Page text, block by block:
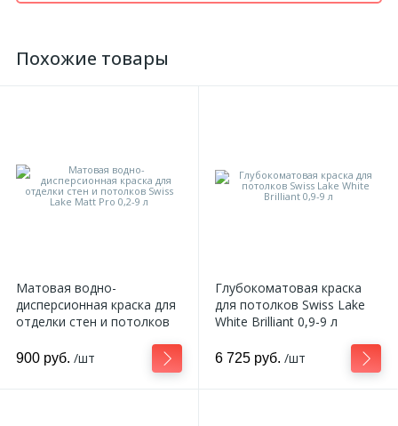
Похожие товары
Матовая водно-
дисперсионная краска для
отделки стен и потолков
900 руб. /шт
Глубокоматовая краска
для потолков Swiss Lake
White Brilliant 0,9-9 л
6 725 руб. /шт